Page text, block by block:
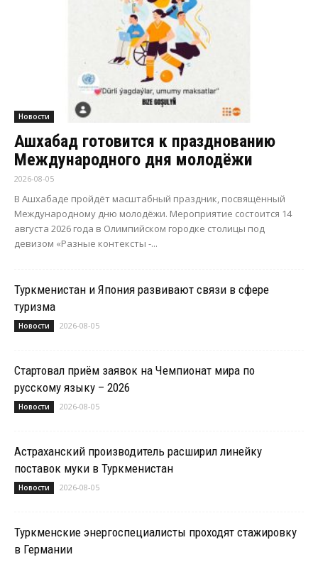
Новости
Ашхабад готовится к празднованию
Международного дня молодёжи
2026-08-05
В Ашхабаде пройдёт масштабный праздник, посвящённый
Международному дню молодёжи. Мероприятие состоится 14
августа 2026 года в Олимпийском городке столицы под
девизом «Разные контексты -...
Туркменистан и Япония развивают связи в сфере
туризма
Новости 2026-08-05
Стартовал приём заявок на Чемпионат мира по
русскому языку – 2026
Новости 2026-08-05
Астраханский производитель расширил линейку
поставок муки в Туркменистан
Новости 2026-08-05
Туркменские энергоспециалисты проходят стажировку
в Германии